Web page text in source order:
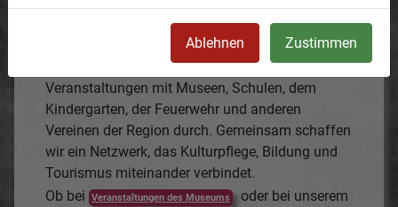
generationenübergreifende Vielfalt und
. Wir pflegen enge Kontakte
und führen gemeinsame Aktionen und
Veranstaltungen mit Museen, Schulen, dem
Kindergarten, der Feuerwehr und anderen
Vereinen der Region durch. Gemeinsam schaffen
wir ein Netzwerk, das Kulturpflege, Bildung und
Tourismus miteinander verbindet.
Ob bei
Veranstaltungen des Museums oder bei unserem
Ablehnen Zustimmen